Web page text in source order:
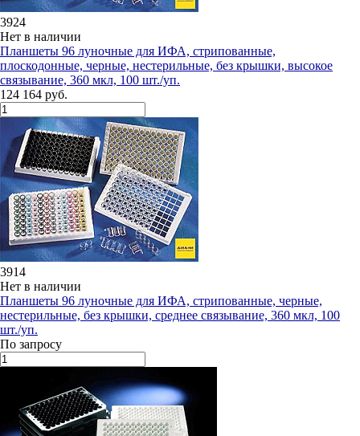
3924
Нет в наличии
Планшеты 96 луночные для ИФА, стрипованные,
плоскодонные, черные, нестерильные, без крышки, высокое
связывание, 360 мкл, 100 шт./уп.
124 164 руб.
3914
Нет в наличии
Планшеты 96 луночные для ИФА, стрипованные, черные,
нестерильные, без крышки, среднее связывание, 360 мкл, 100
шт./уп.
По запросу